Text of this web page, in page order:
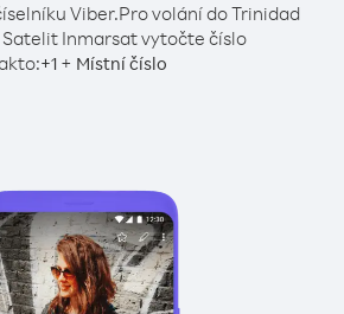
Viber.Pro volání do Trinidad
Satelit Inmarsat vytočte číslo
+1+ Místní číslo